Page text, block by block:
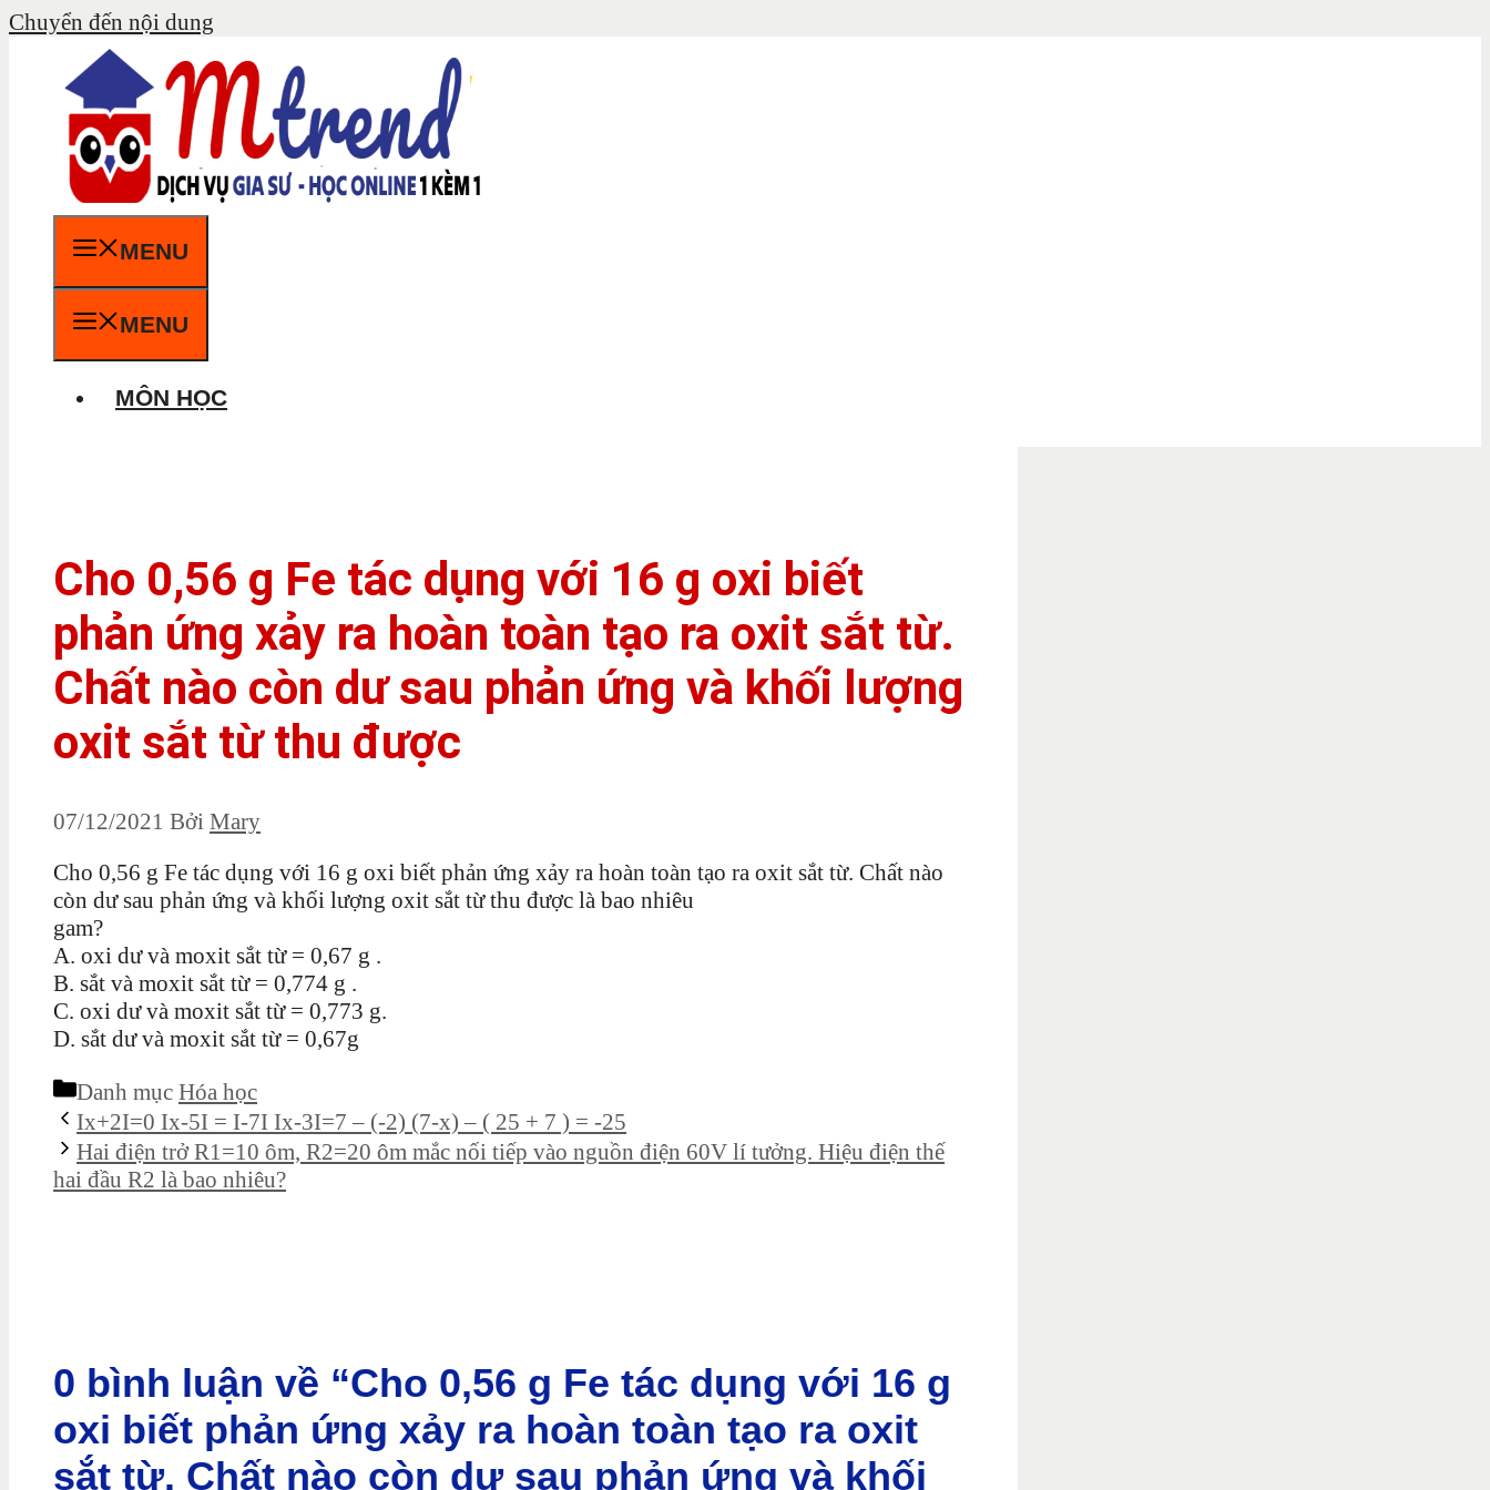
Chuyển đến nội dung
MENU
MENU
MÔN HỌC
Cho 0,56 g Fe tác dụng với 16 g oxi biết
phản ứng xảy ra hoàn toàn tạo ra oxit sắt từ.
Chất nào còn dư sau phản ứng và khối lượng
oxit sắt từ thu được
07/12/2021 Bởi Mary
Cho 0,56 g Fe tác dụng với 16 g oxi biết phản ứng xảy ra hoàn toàn tạo ra oxit sắt từ. Chất nào
còn dư sau phản ứng và khối lượng oxit sắt từ thu được là bao nhiêu
gam?
A. oxi dư và moxit sắt từ = 0,67 g .
B. sắt và moxit sắt từ = 0,774 g .
C. oxi dư và moxit sắt từ = 0,773 g.
D. sắt dư và moxit sắt từ = 0,67g
Danh mục Hóa học
Ix+2I=0 Ix-5I = I-7I Ix-3I=7 – (-2) (7-x) – ( 25 + 7 ) = -25
Hai điện trở R1=10 ôm, R2=20 ôm mắc nối tiếp vào nguồn điện 60V lí tưởng. Hiệu điện thế
hai đầu R2 là bao nhiêu?
0 bình luận về “Cho 0,56 g Fe tác dụng với 16 g
oxi biết phản ứng xảy ra hoàn toàn tạo ra oxit
sắt từ. Chất nào còn dư sau phản ứng và khối